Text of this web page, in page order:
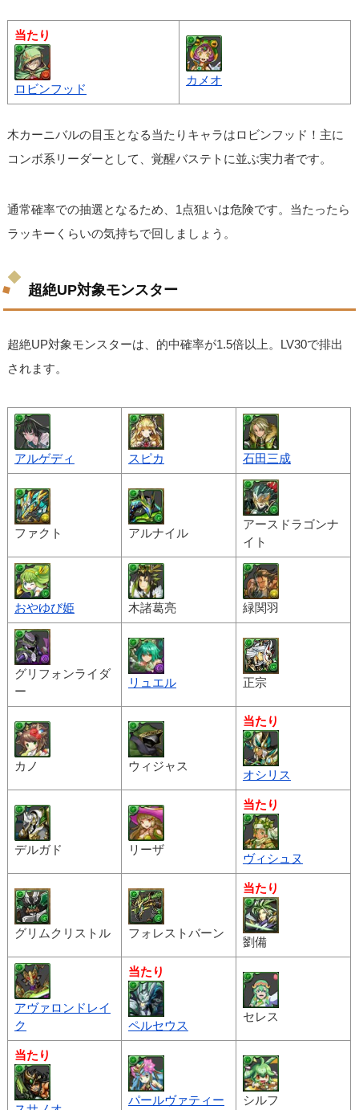
当たり
ロビンフッド
カメオ
木カーニバルの目玉となる当たりキャラはロビンフッド！主に
コンボ系リーダーとして、覚醒バステトに並ぶ実力者です。
通常確率での抽選となるため、1点狙いは危険です。当たったら
ラッキーくらいの気持ちで回しましょう。
超絶UP対象モンスター
超絶UP対象モンスターは、的中確率が1.5倍以上。LV30で排出
されます。
アルゲディ スピカ 石田三成
ファクト アルナイル
アースドラゴンナ
イト
おやゆび姫 木諸葛亮 緑関羽
グリフォンライダ
ー
リュエル 正宗
カノ ウィジャス
当たり
オシリス
デルガド リーザ
当たり
ヴィシュヌ
グリムクリストル フォレストバーン
当たり
劉備
アヴァロンドレイ
ク
当たり
ペルセウス
セレス
当たり
パールヴァティー シルフ